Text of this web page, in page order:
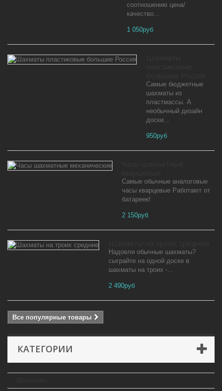
соотношению цена/
качество...
1 050руб
Самые бюджетные
шахматы из
пластмассы. А
необычный дизайн
доски...
950руб
Самые обычные аналоговые
часы кварцевые Работают от
батареек!
2 150руб
Надоели обычные шахматы?
сыграйте на одной доске в
шахматы на троих -...
2 490руб
Все популярные товары
КАТЕГОРИИ